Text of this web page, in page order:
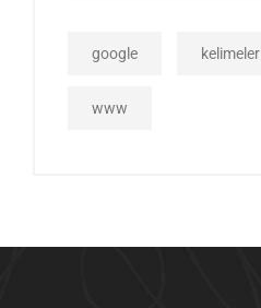
google kelimeler
www